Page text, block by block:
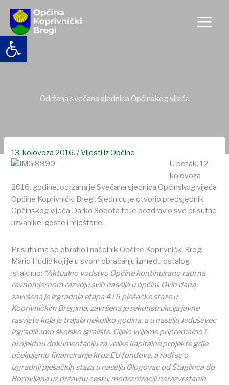
Open toolbar
content
Održana svečana sjednica Općinskog vijeća
13. kolovoza 2016./Vijesti iz Općine
U petak, 12.
kolovoza
2016. godine, održana je Svečana sjednica Općinskog vijeća
Općine Koprivnički Bregi. Sjednicu je otvorio predsjednik
Općinskog vijeća Darko Sobota te je pozdravio sve prisutne
uzvanike, goste i mještane.
Prisutnima se obratio i načelnik Općine Koprivnički Bregi
Mario Hudić koji je u svom obraćanju između ostalog
istaknuo: “Aktualno vodstvo Općine kontinuirano radi na
ravnomjernom razvoju svih naselja u općini. Ovih dana
završena je izgradnja etapa 4 i 5 pješačke staze u
Koprivničkim Bregima, završena je rekonstrukcija javne
rasvjete koja je trajala nekoliko godina, a u naselju Jeduševec
izgradili smo školsko igralište. Cijelo vrijeme pripremamo i
projektnu dokumentaciju za velike kapitalne projekte gdje
očekujemo financiranje kroz EU fondove, a radi se o
izgradnji pješačkih staza u naselju Glogovac od Štaglinca do
Borovljana uz državnu cestu, modernizaciji nerazvrstanih